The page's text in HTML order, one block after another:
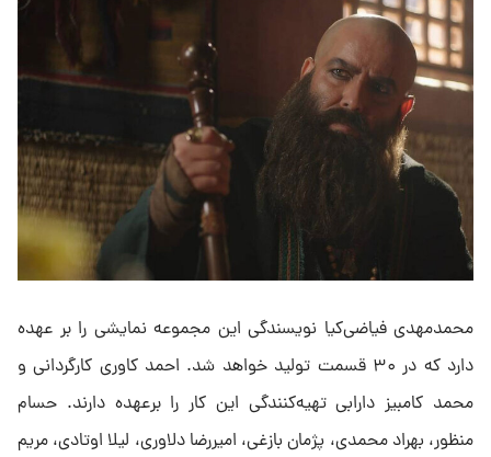
محمدمهدی فیاضی‌کیا نویسندگی این مجموعه نمایشی را بر عهده
دارد که در ۳۰ قسمت تولید خواهد شد. احمد کاوری کارگردانی و
محمد کامبیز دارابی تهیه‌کنندگی این کار را برعهده دارند. حسام
منظور، بهراد محمدی، پژمان بازغی، امیررضا دلاوری، لیلا اوتادی، مریم